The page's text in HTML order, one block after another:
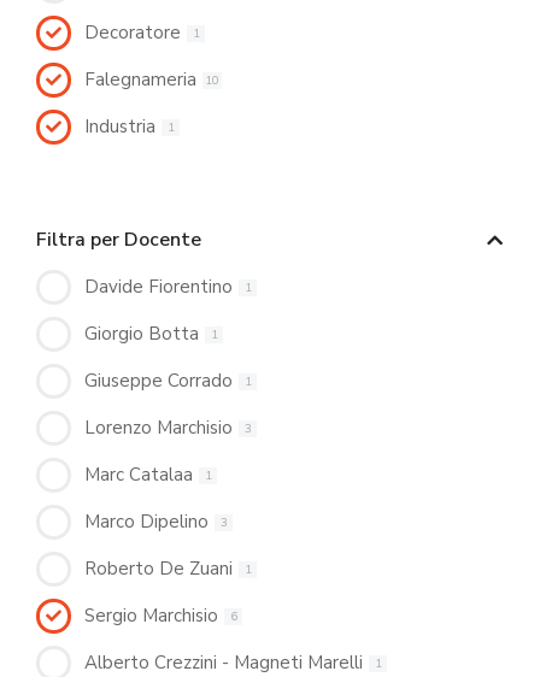
Decoratore 1
Falegnameria 10
Industria 1
Filtra per Docente
Davide Fiorentino 1
Giorgio Botta 1
Giuseppe Corrado 1
Lorenzo Marchisio 3
Marc Catalaa 1
Marco Dipelino 3
Roberto De Zuani 1
Sergio Marchisio 6
Alberto Crezzini - Magneti Marelli 1